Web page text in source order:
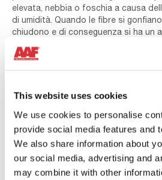
This website uses cookies
We use cookies to personalise
provide social media features and
We also share information about
our social media, advertising and
may combine it with other
elevata, nebbia o foschia a causa
di umidità. Quando le fibre si
chiudono e di conseguenza si ha un
differenziale (dP).
In questo tipo di filtro per turbine a
uscita. Va inoltre notato che il picco
Ciò comporta costosi tempi di
può portare i filtri a raggiungere
loro vita utile, il che rappresenta
considerare.